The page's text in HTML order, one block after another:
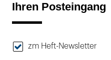
Ihren Posteingang
zm Heft-Newsletter